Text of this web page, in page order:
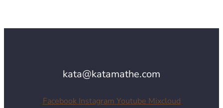
kata@katamathe.com
Facebook Instagram Youtube Mixcloud